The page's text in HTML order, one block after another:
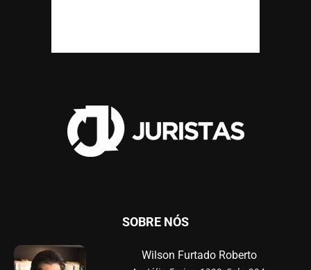
SOBRE NÓS
Wilson Furtado Roberto